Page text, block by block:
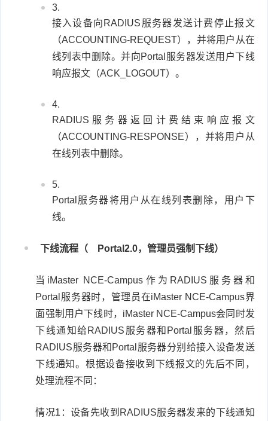
接入设备向RADIUS服务器发送计费停止报文
（ACCOUNTING-REQUEST），并将用户从在
线列表中删除。并向Portal服务器发送用户下线
响应报文（ACK_LOGOUT）。
RADIUS服务器返回计费结束响应报文
（ACCOUNTING-RESPONSE），并将用户从
在线列表中删除。
Portal服务器将用户从在线列表删除，用户下
线。
下线流程（ Portal2.0，管理员强制下线）
当iMaster NCE-Campus作为RADIUS服务器和
Portal服务器时，管理员在iMaster NCE-Campus界
面强制用户下线时，iMaster NCE-Campus会同时发
下线通知给RADIUS服务器和Portal服务器，然后
RADIUS服务器和Portal服务器分别给接入设备发送
下线通知。根据设备接收到下线报文的先后不同，
处理流程不同：
情况1：设备先收到RADIUS服务器发来的下线通知